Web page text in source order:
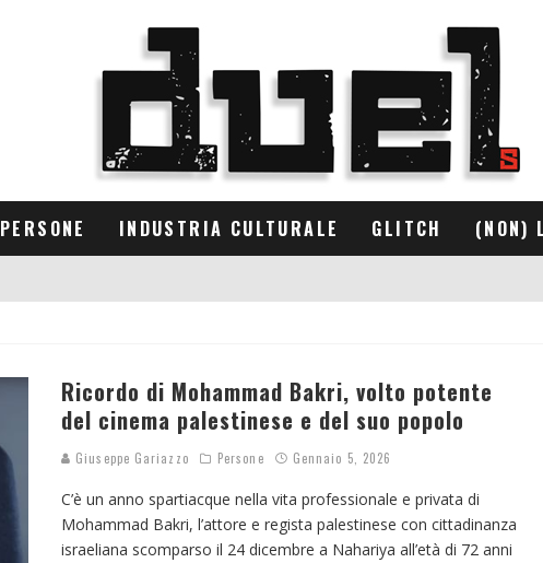
PERSONE INDUSTRIA CULTURALE GLITCH (NON)
Ricordo di Mohammad Bakri, volto potente
del cinema palestinese e del suo popolo
Giuseppe Gariazzo Persone Gennaio 5, 2026
C’è un anno spartiacque nella vita professionale e privata di
Mohammad Bakri, l’attore e regista palestinese con cittadinanza
israeliana scomparso il 24 dicembre a Nahariya all’età di 72 anni